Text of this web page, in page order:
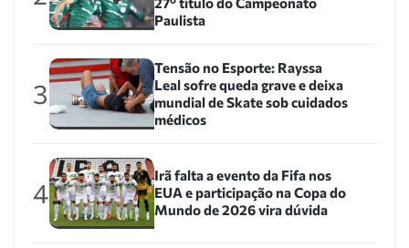
Paulista
3
Tensão no Esporte: Rayssa
Leal sofre queda grave e deixa
mundial de Skate sob cuidados
médicos
4
Irã falta a evento da Fifa nos
EUA e participação na Copa do
Mundo de 2026 vira dúvida